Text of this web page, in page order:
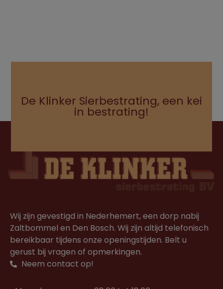
De Klinker Sierbestrating, een kei
in bestrating!
Wij zijn gevestigd in Nederhemert, een dorp nabij
Zaltbommel en Den Bosch. Wij zijn altijd telefonisch
bereikbaar tijdens onze openingstijden. Belt u
gerust bij vragen of opmerkingen.
Neem contact op!